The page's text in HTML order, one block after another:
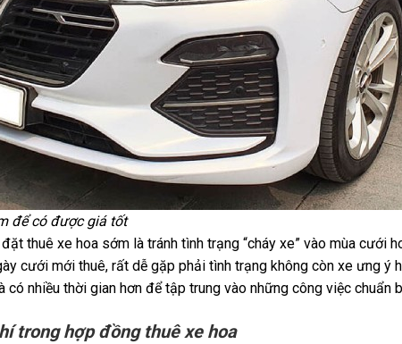
để có được giá tốt
thuê xe hoa sớm là tránh tình trạng “cháy xe” vào mùa cưới
cưới mới thuê, rất dễ gặp phải tình trạng không còn xe ưng ý
nhiều thời gian hơn để tập trung vào những công việc chuẩn
trong hợp đồng thuê xe hoa